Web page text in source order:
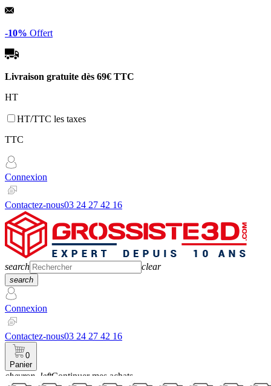
Panneau de gestion des cookies
-10% Offert
Livraison gratuite dès 69€ TTC
HT
HT/TTC les taxes
TTC
Connexion
Contactez-nous03 24 27 42 16
search clear
search
Connexion
Contactez-nous03 24 27 42 16
0
Panier
chevron_leftContinuer mes achats